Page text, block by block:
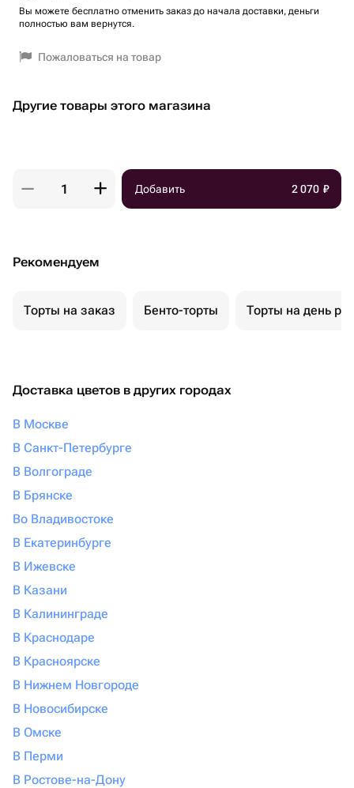
Вы можете бесплатно отменить заказ до начала доставки, деньги
полностью вам вернутся.
Пожаловаться на товар
Другие товары этого магазина
Добавить 2 070 ₽
Рекомендуем
Торты на заказ Бенто-торты Торты на день
Доставка цветов в других городах
В Москве
В Санкт-Петербурге
В Волгограде
В Брянске
Во Владивостоке
В Екатеринбурге
В Ижевске
В Казани
В Калининграде
В Краснодаре
В Красноярске
В Нижнем Новгороде
В Новосибирске
В Омске
В Перми
В Ростове-на-Дону